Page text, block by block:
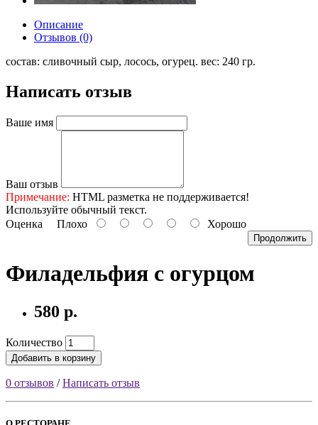
Описание
Отзывов (0)
состав: сливочный сыр, лосось, огурец. вес: 240 гр.
Написать отзыв
Ваше имя
Ваш отзыв
Примечание: HTML разметка не поддерживается!
Используйте обычный текст.
Оценка Плохо Хорошо
Продолжить
Филадельфия с огурцом
580 р.
Количество
Добавить в корзину
0 отзывов /Написать отзыв